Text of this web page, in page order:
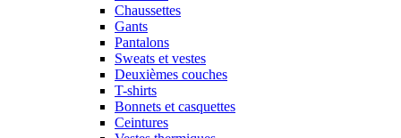
Chaussettes
Gants
Pantalons
Sweats et vestes
Deuxièmes couches
T-shirts
Bonnets et casquettes
Ceintures